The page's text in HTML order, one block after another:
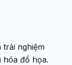
trải nghiệm
hóa đồ họa.